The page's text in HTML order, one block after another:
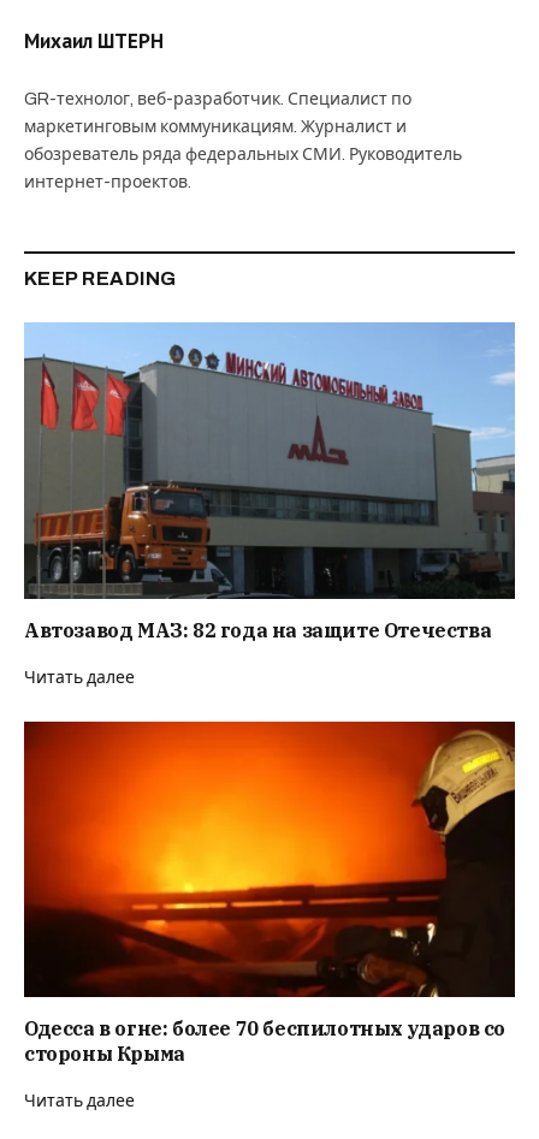
Михаил ШТЕРН
GR-технолог, веб-разработчик. Специалист по
маркетинговым коммуникациям. Журналист и
обозреватель ряда федеральных СМИ. Руководитель
интернет-проектов.
KEEP READING
Автозавод МАЗ: 82 года на защите Отечества
Читать далее
Одесса в огне: более 70 беспилотных ударов со
стороны Крыма
Читать далее